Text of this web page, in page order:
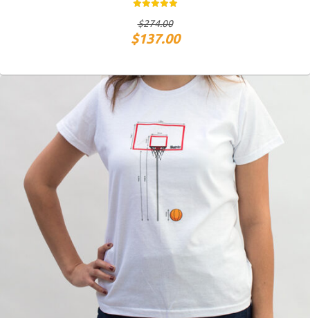
$274.00
$137.00